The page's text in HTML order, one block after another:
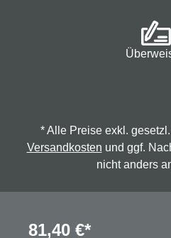
81,40 €*
* Alle Preise exkl.
Versandkosten und ggf.
nicht anders